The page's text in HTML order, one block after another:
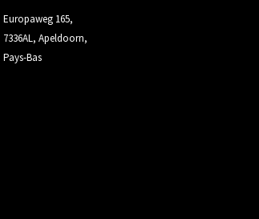
Europaweg 165,
7336AL, Apeldoorn,
Pays-Bas